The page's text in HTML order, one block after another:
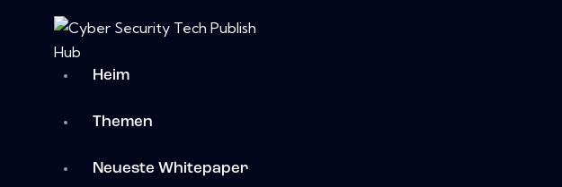
Heim
Themen
Neueste Whitepaper